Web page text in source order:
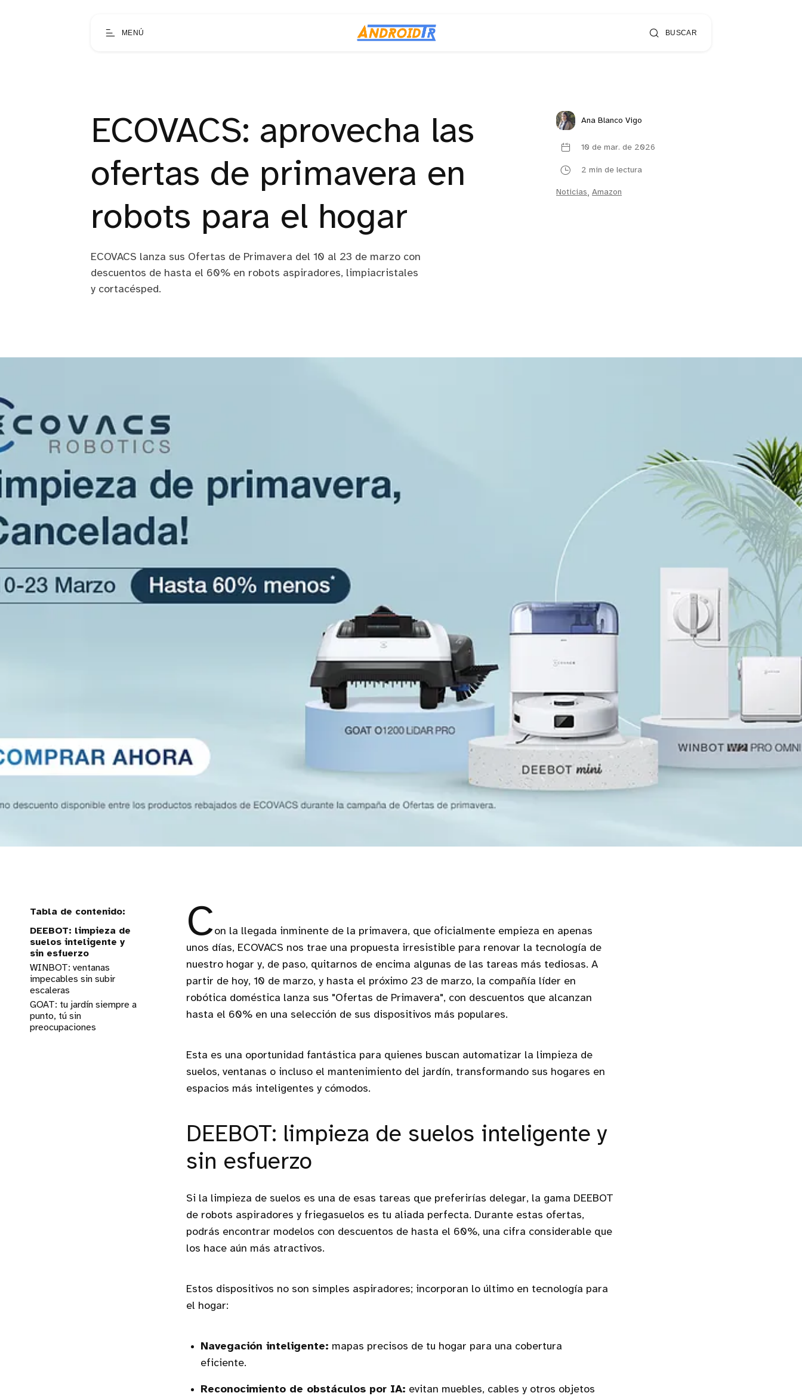
MENÚ BUSCAR
ECOVACS: aprovecha las
ofertas de primavera en
robots para el hogar
ECOVACS lanza sus Ofertas de Primavera del 10 al 23 de marzo con
descuentos de hasta el 60% en robots aspiradores, limpiacristales
y cortacésped.
Ana Blanco Vigo
10 de mar. de 2026
2 min de lectura
Noticias, Amazon
DEEBOT: limpieza de
suelos inteligente y
sin esfuerzo
WINBOT: ventanas
impecables sin subir
escaleras
GOAT: tu jardín siempre a
punto, tú sin
preocupaciones
Con la llegada inminente de la primavera, que oficialmente empieza en apenas
unos días, ECOVACS nos trae una propuesta irresistible para renovar la tecnología de
nuestro hogar y, de paso, quitarnos de encima algunas de las tareas más tediosas. A
partir de hoy, 10 de marzo, y hasta el próximo 23 de marzo, la compañía líder en
robótica doméstica lanza sus "Ofertas de Primavera", con descuentos que alcanzan
hasta el 60% en una selección de sus dispositivos más populares.
Esta es una oportunidad fantástica para quienes buscan automatizar la limpieza de
suelos, ventanas o incluso el mantenimiento del jardín, transformando sus hogares en
espacios más inteligentes y cómodos.
DEEBOT: limpieza de suelos inteligente y
sin esfuerzo
Si la limpieza de suelos es una de esas tareas que preferirías delegar, la gama DEEBOT
de robots aspiradores y friegasuelos es tu aliada perfecta. Durante estas ofertas,
podrás encontrar modelos con descuentos de hasta el 60%, una cifra considerable que
los hace aún más atractivos.
Estos dispositivos no son simples aspiradores; incorporan lo último en tecnología para
el hogar:
Navegación inteligente: mapas precisos de tu hogar para una cobertura
eficiente.
Reconocimiento de obstáculos por IA: evitan muebles, cables y otros objetos